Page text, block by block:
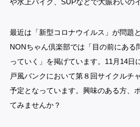
や水上バイク、 SUPなどで大賑わいの
最近は「新型コロナウイルス」が問題
NONちゃん倶楽部では「目の前にある
っていく」を掲げています。 11 月 14日
戸風バンクにおいて第８回サイクルチ
予定となっています。興味のある方、
てみませんか？